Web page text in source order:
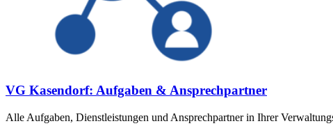
VG Kasendorf: Aufgaben & Ansprechpartner
Alle Aufgaben, Dienstleistungen und Ansprechpartner in Ihrer